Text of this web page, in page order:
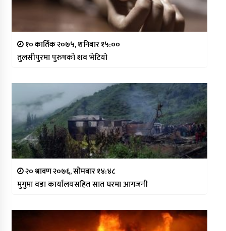
१० कार्तिक २०७५, शनिबार १५:००
तुलसीपुरमा पुरुषको शव भेटियो
२० श्रावण २०७६, सोमबार १४:४८
मुगुमा वडा कार्यालयसहित सात घरमा आगजनी